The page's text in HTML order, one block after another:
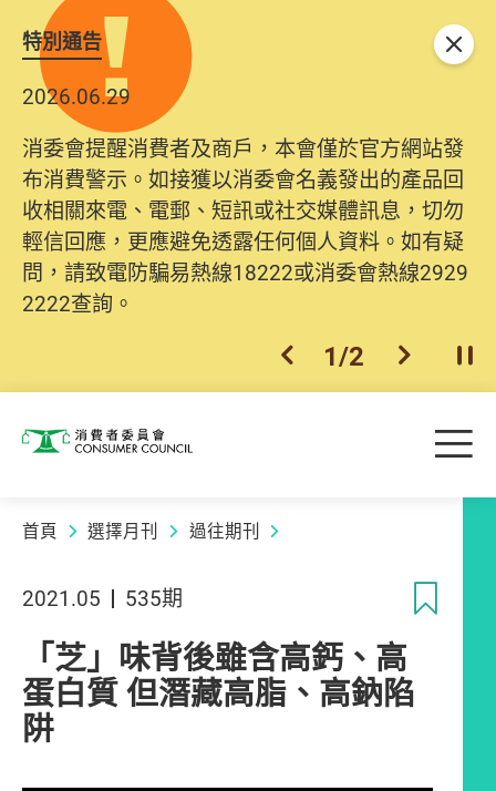
特別通告
2026.06.29
消委會提醒消費者及商戶，本會僅於官方網站發
布消費警示。如接獲以消委會名義發出的產品回
收相關來電、電郵、短訊或社交媒體訊息，切勿
輕信回應，更應避免透露任何個人資料。如有疑
問，請致電防騙易熱線18222或消委會熱線2929
2222查詢。
上一個
1/2 下一個開
關閉
消費者委員會 目
首頁 選擇月刊 過往期刊
2021.05 535期
「芝」味背後雖含高鈣、高
蛋白質 但潛藏高脂、高鈉陷
阱